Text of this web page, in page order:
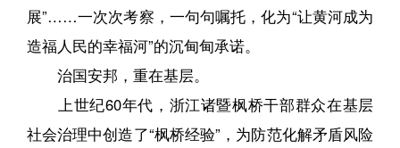
展”……一次次考察，一句句嘱托，化为“让黄河成为
造福人民的幸福河”的沉甸甸承诺。
治国安邦，重在基层。
上世纪60年代，浙江诸暨枫桥干部群众在基层
社会治理中创造了“枫桥经验”，为防范化解矛盾风险